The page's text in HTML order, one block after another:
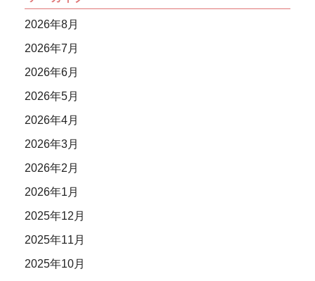
2026年8月
2026年7月
2026年6月
2026年5月
2026年4月
2026年3月
2026年2月
2026年1月
2025年12月
2025年11月
2025年10月